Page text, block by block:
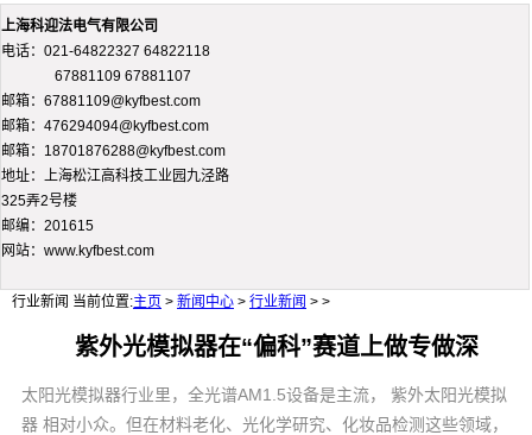
上海科迎法电气有限公司
电话：021-64822327 64822118
67881109 67881107
邮箱：67881109@kyfbest.com
邮箱：476294094@kyfbest.com
邮箱：18701876288@kyfbest.com
地址：上海松江高科技工业园九泾路
325弄2号楼
邮编：201615
网站：www.kyfbest.com
行业新闻 当前位置:主页 > 新闻中心 > 行业新闻 > >
紫外光模拟器在“偏科”赛道上做专做深
太阳光模拟器行业里，全光谱AM1.5设备是主流， 紫外太阳光模拟
器 相对小众。但在材料老化、光化学研究、化妆品检测这些领域，